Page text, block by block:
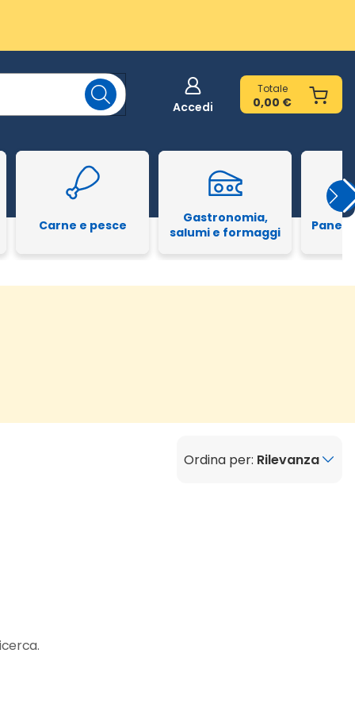
Accedi
Totale
0,00 €
Carne e pesce
Gastronomia,
salumi e formaggi
Pane
Ordina per: Rilevanza